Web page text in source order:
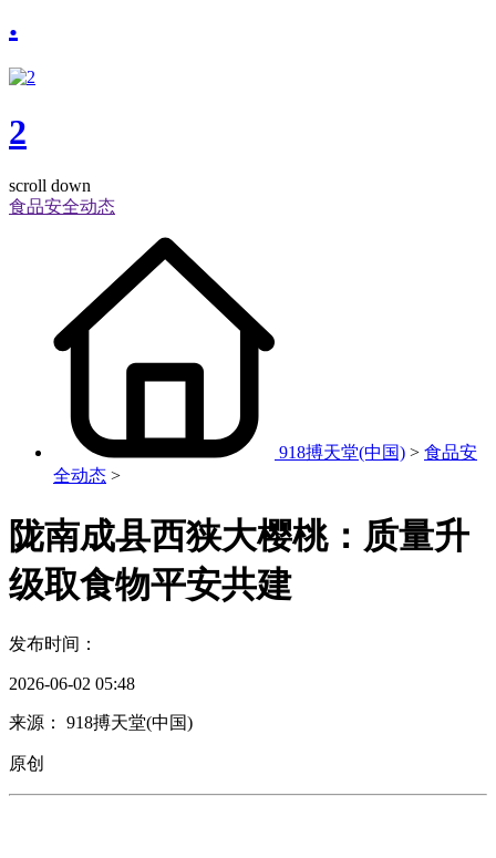
.
2
scroll down
食品安全动态
918搏天堂(中国) > 食品安
全动态 >
陇南成县西狭大樱桃：质量升
级取食物平安共建
发布时间：
2026-06-02 05:48
来源： 918搏天堂(中国)
原创